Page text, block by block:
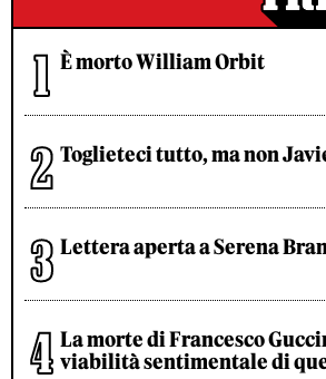
È morto William Orbit
Toglieteci tutto, ma non
Lettera aperta a Serena
La morte di Francesco
viabilità sentimentale di